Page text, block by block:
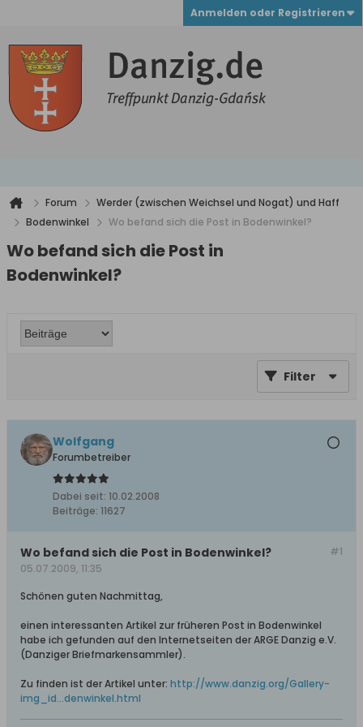
Anmelden oder Registrieren
Forum
Werder (zwischen Weichsel und Nogat) und Haff
Bodenwinkel
Wo befand sich die Post in Bodenwinkel?
Wo befand sich die Post in
Bodenwinkel?
Filter
Wolfgang
Forumbetreiber
Dabei seit: 10.02.2008
Beiträge: 11627
#1
Wo befand sich die Post in Bodenwinkel?
05.07.2009, 11:35
Schönen guten Nachmittag,
einen interessanten Artikel zur früheren Post in Bodenwinkel
habe ich gefunden auf den Internetseiten der ARGE Danzig e.V.
(Danziger Briefmarkensammler).
Zu finden ist der Artikel unter: http://www.danzig.org/Gallery-
img_id...denwinkel.html